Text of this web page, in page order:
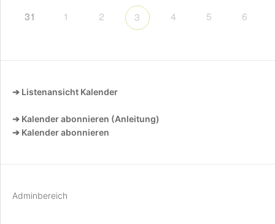
31 1 2 3 4 5 6
➔ Listenansicht Kalender
➔ Kalender abonnieren (Anleitung)
➔ Kalender abonnieren
Adminbereich